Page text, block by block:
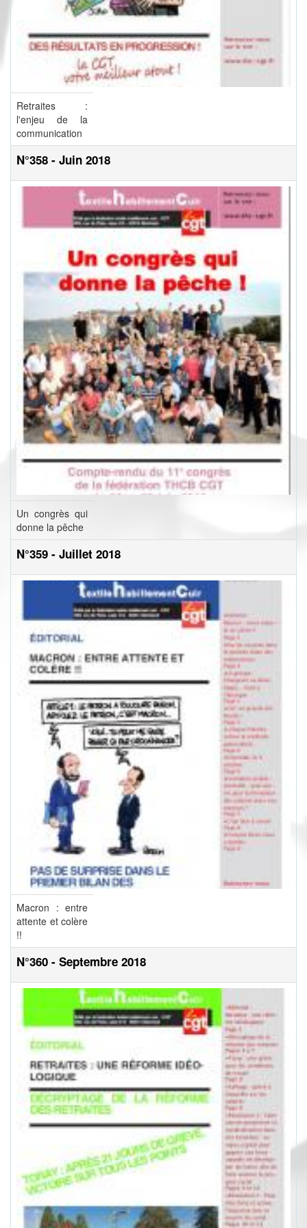
Retraites :
l'enjeu de la
communication
N°358 - Juin 2018
Un congrès qui
donne la pêche
N°359 - Juillet 2018
Macron : entre
attente et colère
!!
N°360 - Septembre 2018